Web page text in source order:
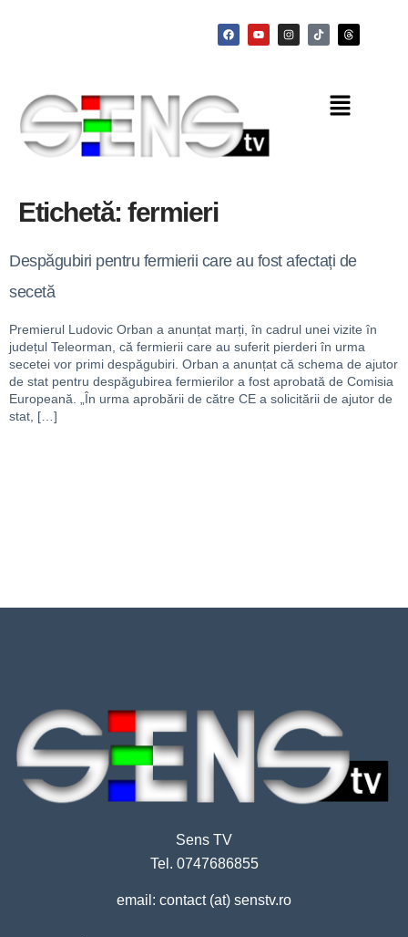
Etichetă: fermieri
Despăgubiri pentru fermierii care au fost afectați de
secetă
Premierul Ludovic Orban a anunțat marți, în cadrul unei vizite în
județul Teleorman, că fermierii care au suferit pierderi în urma
secetei vor primi despăgubiri. Orban a anunțat că schema de ajutor
de stat pentru despăgubirea fermierilor a fost aprobată de Comisia
Europeană. „În urma aprobării de către CE a solicitării de ajutor de
stat, […]
Sens TV
Tel. 0747686855
email: contact (at) senstv.ro